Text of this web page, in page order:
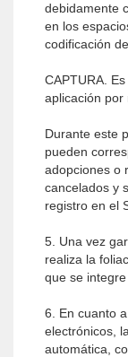
debidamente
en los
codificación
CAPTURA.
aplicación por
Durante este
pueden
adopciones o
cancelados y
registro en el
5. Una vez
realiza la
que se
6. En cuanto
electrónicos,
automática,